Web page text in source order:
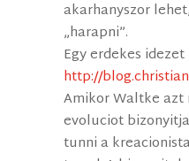
akarhanyszor
„harapni”.
Egy erdekes
http://
Amikor Waltke azt
evoluciot
tunni a